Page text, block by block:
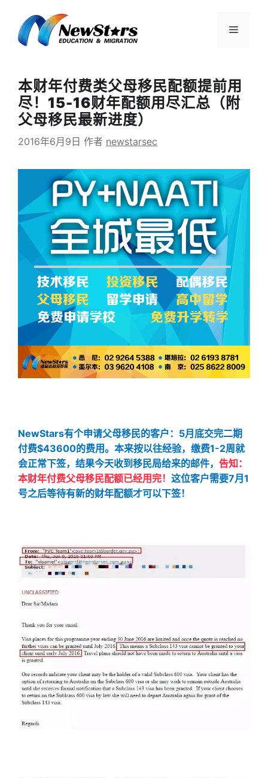
菜
本财年付费类父母移民配额提前用
尽！15-16财年配额用尽汇总（附
父母移民最新进度）
2016年6月9日 作者 newstarsec
NewStars有个申请父母移民的客户：5月底交完二期
付费$43600的费用。本来按以往经验，缴费1-2周就
会正常下签，结果今天收到移民局给来的邮件， 告知：
本财年付费父母移民配额已经用完！ 这位客户需要7月1
号之后等待有新的财年配额才可以下签！